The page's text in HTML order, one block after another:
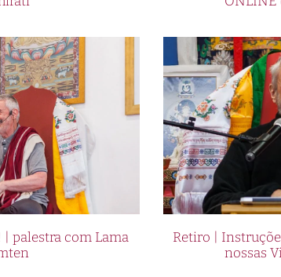
palestra com Lama
Retiro |
nossas